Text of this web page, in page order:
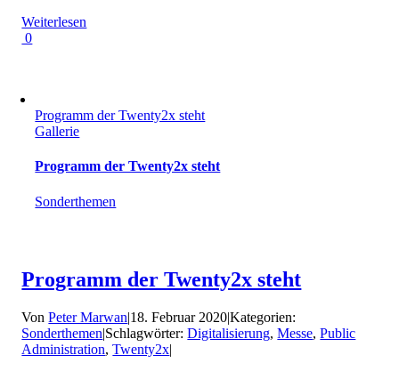
Weiterlesen
0
Programm der Twenty2x steht
Gallerie
Programm der Twenty2x steht
Sonderthemen
Programm der Twenty2x steht
VonPeter Marwan|18. Februar 2020|Kategorien:
Sonderthemen|Schlagwörter:Digitalisierung,Messe,Public
Administration,Twenty2x|